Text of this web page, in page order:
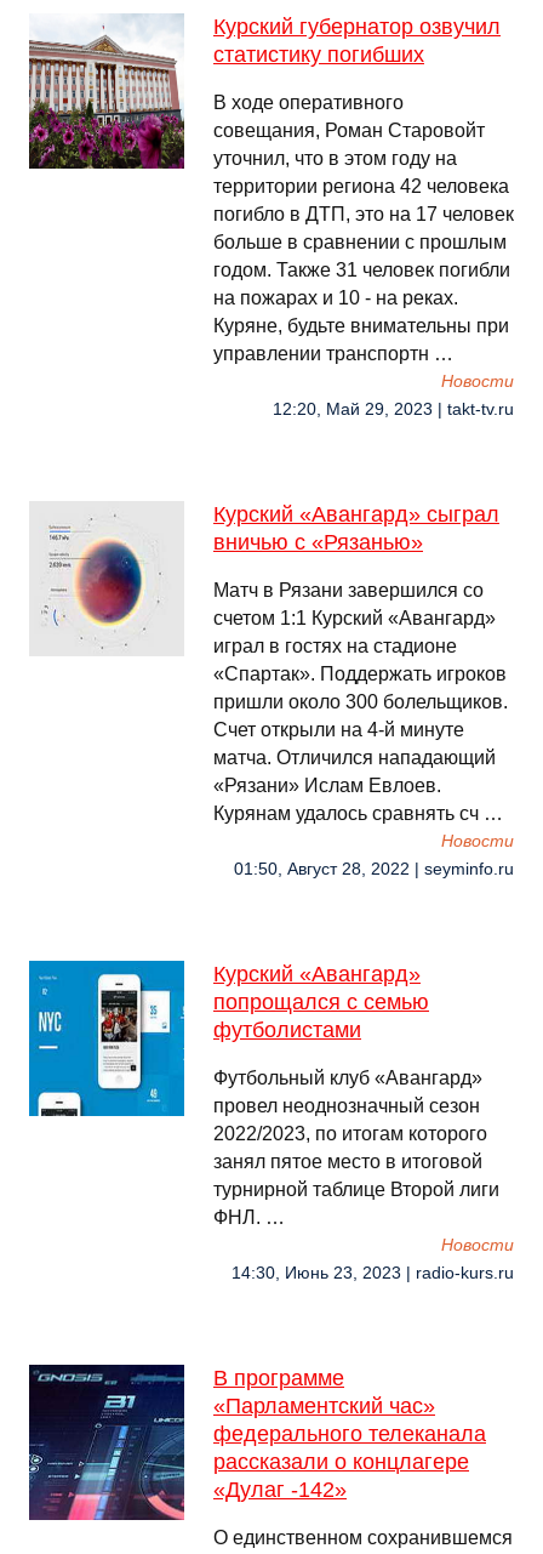
Курский губернатор озвучил
статистику погибших
В ходе оперативного
совещания, Роман Старовойт
уточнил, что в этом году на
территории региона 42 человека
погибло в ДТП, это на 17 человек
больше в сравнении с прошлым
годом. Также 31 человек погибли
на пожарах и 10 - на реках.
Куряне, будьте внимательны при
управлении транспортн …
Новости
12:20, Май 29, 2023 | takt-tv.ru
Курский «Авангард» сыграл
вничью с «Рязанью»
Матч в Рязани завершился со
счетом 1:1 Курский «Авангард»
играл в гостях на стадионе
«Спартак». Поддержать игроков
пришли около 300 болельщиков.
Счет открыли на 4-й минуте
матча. Отличился нападающий
«Рязани» Ислам Евлоев.
Курянам удалось сравнять сч …
Новости
01:50, Август 28, 2022 | seyminfo.ru
Курский «Авангард»
попрощался с семью
футболистами
Футбольный клуб «Авангард»
провел неоднозначный сезон
2022/2023, по итогам которого
занял пятое место в итоговой
турнирной таблице Второй лиги
ФНЛ. …
Новости
14:30, Июнь 23, 2023 | radio-kurs.ru
В программе
«Парламентский час»
федерального телеканала
рассказали о концлагере
«Дулаг -142»
О единственном сохранившемся